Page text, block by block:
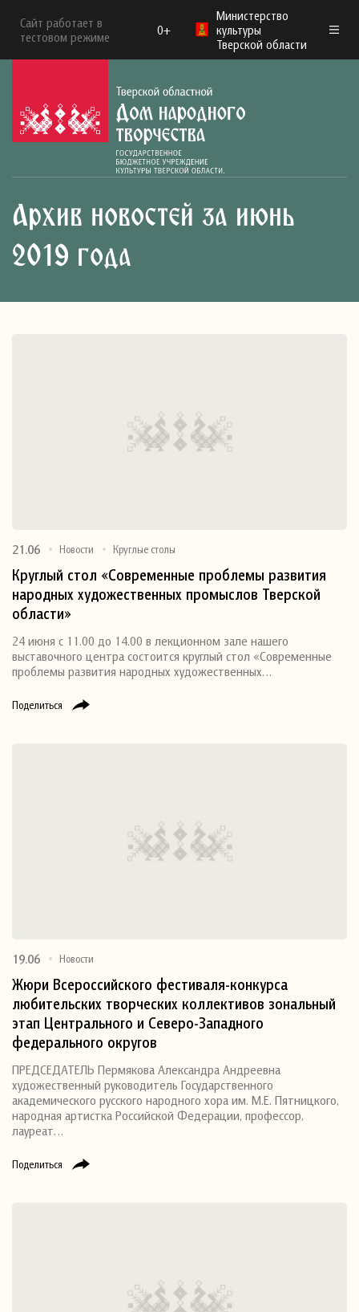
Сайт работает в
тестовом режиме
0+
Министерство
культуры
Тверской области
Архив новостей за июнь
2019 года
Поделиться
21.06 Новости Круглые столы
Круглый стол «Современные проблемы развития
народных художественных промыслов Тверской
области»
24 июня с 11.00 до 14.00 в лекционном зале нашего
выставочного центра состоится круглый стол «Современные
проблемы развития народных художественных…
Поделиться
19.06 Новости
Жюри Всероссийского фестиваля-конкурса
любительских творческих коллективов зональный
этап Центрального и Северо-Западного
федерального округов
ПРЕДСЕДАТЕЛЬ Пермякова Александра Андреевна
художественный руководитель Государственного
академического русского народного хора им. М.Е. Пятницкого,
народная артистка Российской Федерации, профессор,
лауреат…